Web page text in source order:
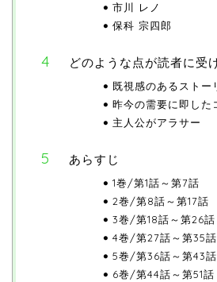
市川 レノ
保科 宗四郎
どのような点が読者に受
既視感のあるストー
昨今の需要に即した
主人公がアラサー
あらすじ
1巻/第1話～第7話
2巻/第8話～第17話
3巻/第18話～第26話
4巻/第27話～第35話
5巻/第36話～第43話
6巻/第44話～第51話